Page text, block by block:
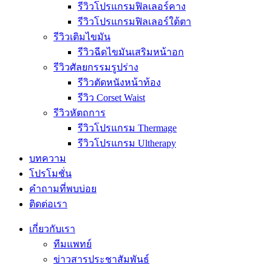
รีวิวโปรแกรมฟิลเลอร์คาง
รีวิวโปรแกรมฟิลเลอร์ใต้ตา
รีวิวเติมไขมัน
รีวิวฉีดไขมันเสริมหน้าอก
รีวิวศัลยกรรมรูปร่าง
รีวิวตัดหนังหน้าท้อง
รีวิว Corset Waist
รีวิวหัตถการ
รีวิวโปรแกรม Thermage
รีวิวโปรแกรม Ultherapy
บทความ
โปรโมชั่น
คำถามที่พบบ่อย
ติดต่อเรา
เกี่ยวกับเรา
ทีมแพทย์
ข่าวสารประชาสัมพันธ์